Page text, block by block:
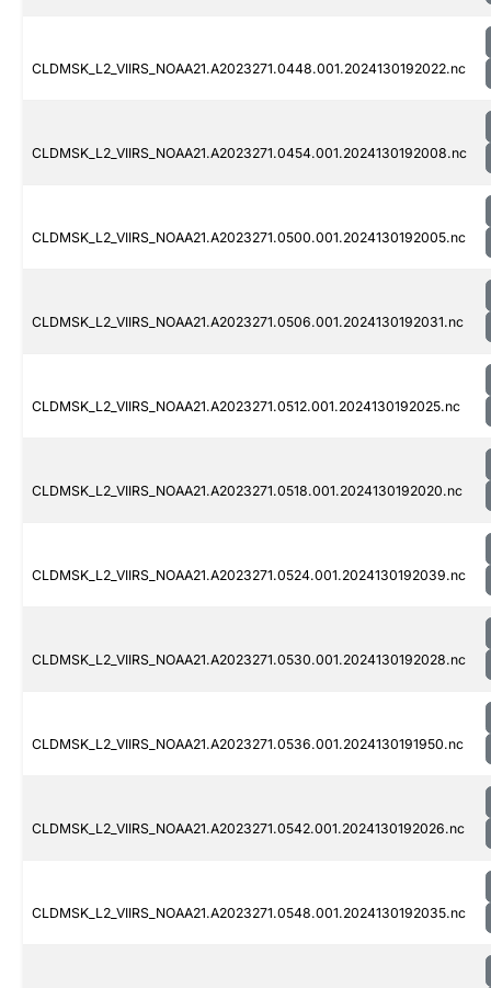
CLDMSK_L2_VIIRS_NOAA21.A2023271.0448.001.2024130192022.nc
CLDMSK_L2_VIIRS_NOAA21.A2023271.0454.001.2024130192008.nc
CLDMSK_L2_VIIRS_NOAA21.A2023271.0500.001.2024130192005.nc
CLDMSK_L2_VIIRS_NOAA21.A2023271.0506.001.2024130192031.nc
CLDMSK_L2_VIIRS_NOAA21.A2023271.0512.001.2024130192025.nc
CLDMSK_L2_VIIRS_NOAA21.A2023271.0518.001.2024130192020.nc
CLDMSK_L2_VIIRS_NOAA21.A2023271.0524.001.2024130192039.nc
CLDMSK_L2_VIIRS_NOAA21.A2023271.0530.001.2024130192028.nc
CLDMSK_L2_VIIRS_NOAA21.A2023271.0536.001.2024130191950.nc
CLDMSK_L2_VIIRS_NOAA21.A2023271.0542.001.2024130192026.nc
CLDMSK_L2_VIIRS_NOAA21.A2023271.0548.001.2024130192035.nc